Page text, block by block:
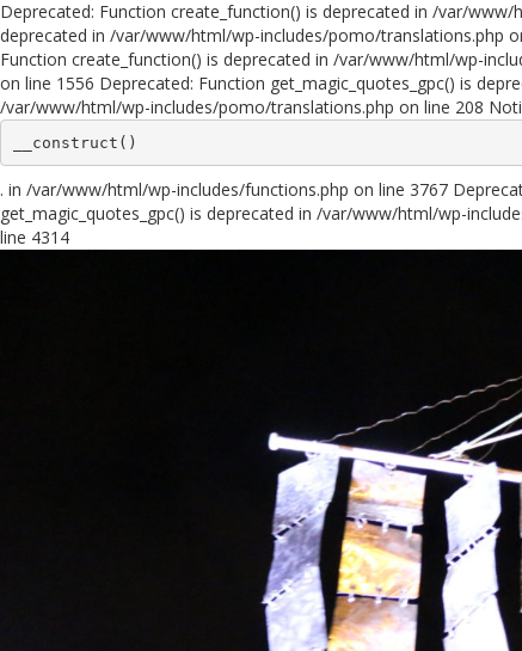
Deprecated: Function create_function() is deprecated in /var/
deprecated in /var/www/html/wp-includes/pomo/translations.php
Function create_function() is deprecated in /var/www/html/wp-
on line 1556 Deprecated: Function get_magic_quotes_gpc() is
/var/www/html/wp-includes/pomo/translations.php on line 208
__construct()
. in /var/www/html/wp-includes/functions.php on line 3767
get_magic_quotes_gpc() is deprecated in /var/www/html/wp-
line 4314